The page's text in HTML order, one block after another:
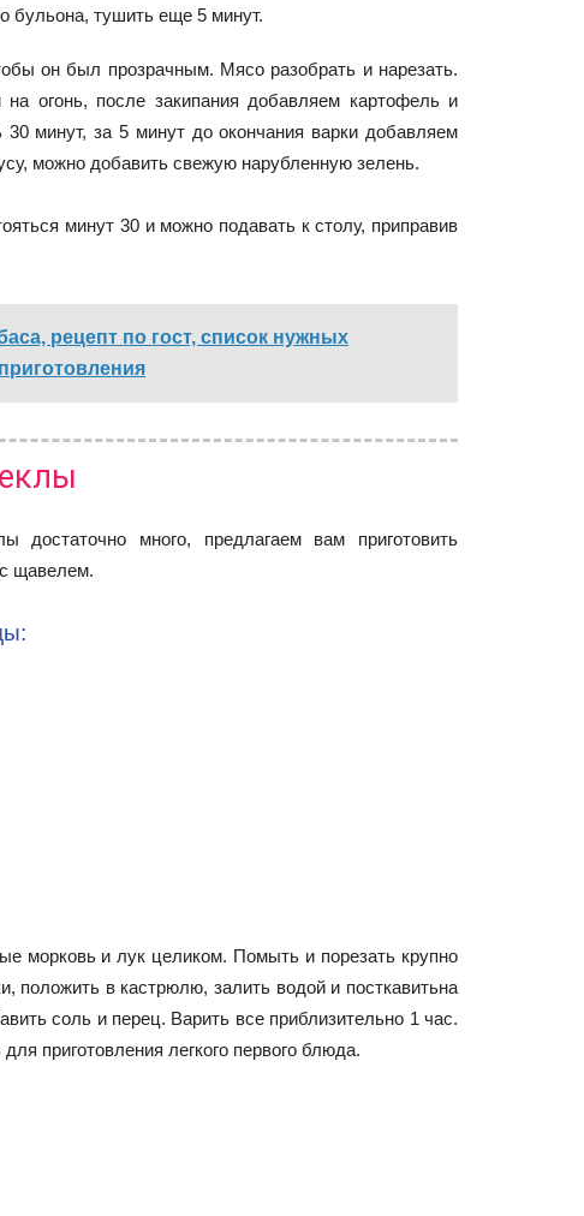
бульона, тушить еще 5 минут.
он был прозрачным. Мясо разобрать и нарезать.
огонь, после закипания добавляем картофель и
минут, за 5 минут до окончания варки добавляем
можно добавить свежую нарубленную зелень.
минут 30 и можно подавать к столу, приправив
рецепт по гост, список нужных
достаточно много, предлагаем вам приготовить
щавелем.
морковь и лук целиком. Помыть и порезать крупно
положить в кастрюлю, залить водой и посткавитьна
соль и перец. Варить все приблизительно 1 час.
приготовления легкого первого блюда.